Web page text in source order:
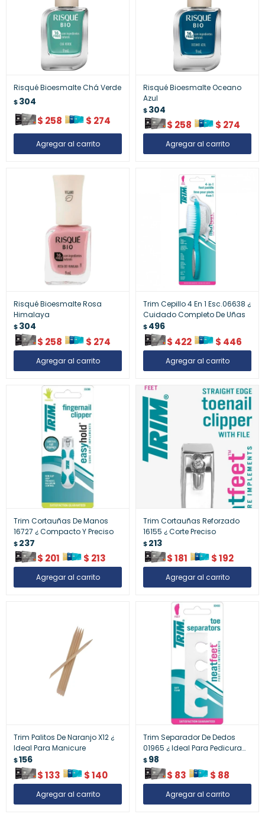
Risqué Bioesmalte Chá Verde
$304
$ 258 $ 274
Risqué Bioesmalte Oceano
Azul
$304
$ 258 $ 274
Risqué Bioesmalte Rosa
Himalaya
$304
$ 258 $ 274
Trim Cepillo 4 En 1 Esc.06638 ¿
Cuidado Completo De Uñas
$496
$ 422 $ 446
Trim Cortauñas De Manos
16727 ¿ Compacto Y Preciso
$237
$ 201 $ 213
Trim Cortauñas Reforzado
16155 ¿ Corte Preciso
$213
$181 $192
Trim Palitos De Naranjo X12 ¿
Ideal Para Manicure
$156
$133 $140
Trim Separador De Dedos
01965 ¿ Ideal Para Pedicura
Perfecta
$98
$ 83 $ 88